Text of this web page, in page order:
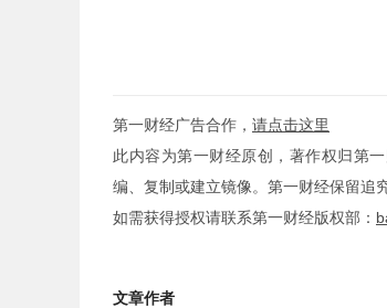
第一财经广告合作， 请点击这里
此内容为第一财经原创，著作权归第
编、复制或建立镜像。第一财经保留追
如需获得授权请联系第一财经版权部：
文章作者